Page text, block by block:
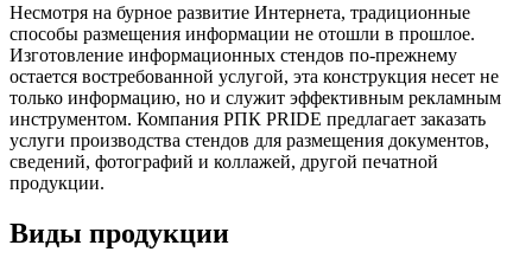
Несмотря на бурное развитие Интернета, традиционные
способы размещения информации не отошли в прошлое.
Изготовление информационных стендов по-прежнему
остается востребованной услугой, эта конструкция несет не
только информацию, но и служит эффективным рекламным
инструментом. Компания РПК PRIDE предлагает заказать
услуги производства стендов для размещения документов,
сведений, фотографий и коллажей, другой печатной
продукции.
Виды продукции